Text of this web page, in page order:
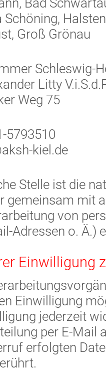
Bad
Schöning,
Groß Grönau
Schleswig-
Litty
Weg 75
5793510
kiel.de
Stelle ist die
gemeinsam mit
von
Adressen o. Ä.)
Einwilligung
Einwilligung
jederzeit
per E-Mail
erfolgten